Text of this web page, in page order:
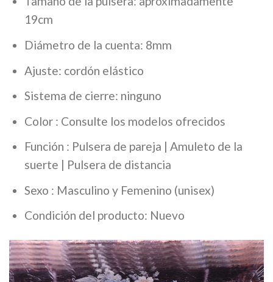
19cm
Diámetro de la cuenta: 8mm
Ajuste: cordón elástico
Sistema de cierre: ninguno
Color : Consulte los modelos ofrecidos
Función : Pulsera de pareja | Amuleto de la
suerte | Pulsera de distancia
Sexo : Masculino y Femenino (unisex)
Condición del producto: Nuevo